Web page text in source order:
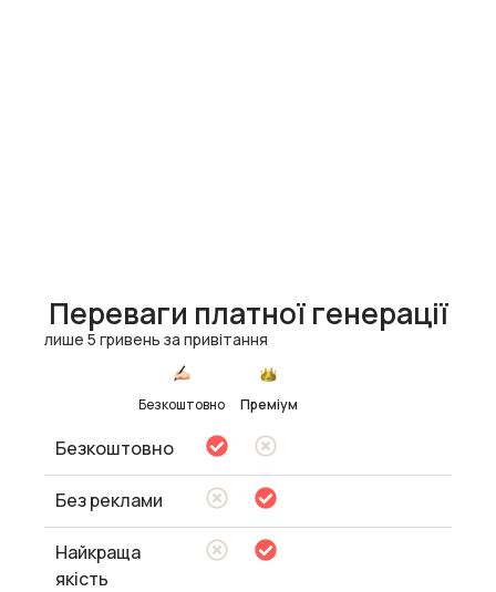
Переваги платної генерації
лише 5 гривень за привітання
Безкоштовно Преміум
Безкоштовно
Без реклами
Найкраща
якість